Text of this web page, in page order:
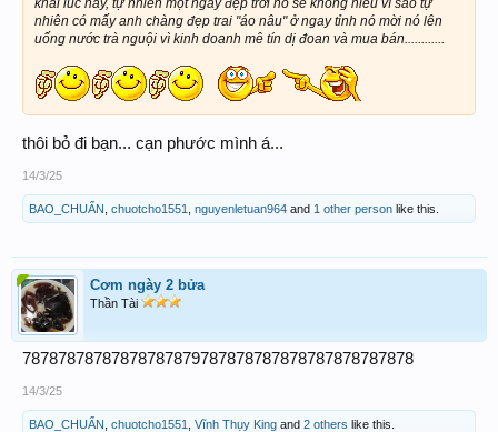
khai lúc này, tự nhiên một ngày đẹp trời nó sẽ không hiểu vì sao tự
nhiên có mấy anh chàng đẹp trai "áo nâu" ở ngay tỉnh nó mời nó lên
uống nước trà nguội vì kinh doanh mê tín dị đoan và mua bán............
thôi bỏ đi bạn... cạn phước mình á...
14/3/25
BAO_CHUẨN chuotcho1551 nguyenletuan964 and 1 other person like this.
Cơm ngày 2 bửa
Thần Tài
78787878787878787879787878787878787878787878
14/3/25
BAO_CHUẨN chuotcho1551 Vĩnh Thụy King and 2 others like this.